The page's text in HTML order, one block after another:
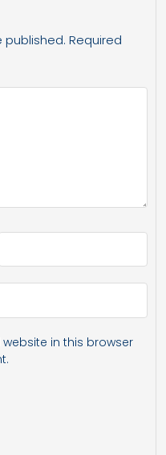
published. Required
in this browser